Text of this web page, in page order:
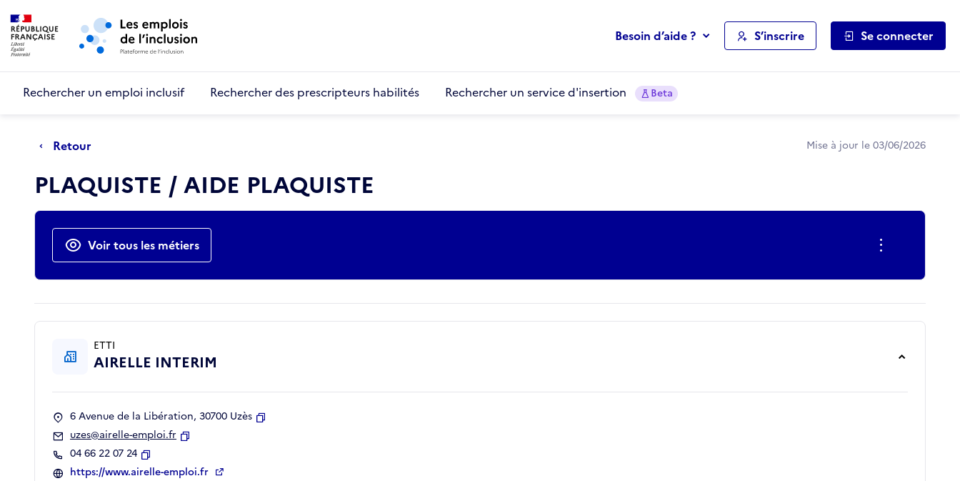
Aller au menu principal
Besoin d’aide ? S’inscrire Se connecter
Rechercher un emploi inclusif Rechercher des prescripteurs habilités Rechercher un service d'insertion Beta
Retour Mise à jour le 03/06/2026
PLAQUISTE / AIDE PLAQUISTE
Actions rapides
Voir tous les métiers
ETTI
AIRELLE INTERIM
6 Avenue de la Libération, 30700 Uzès
uzes@airelle-emploi.fr
04 66 22 07 24
Copier
https://www.airelle-emploi.fr